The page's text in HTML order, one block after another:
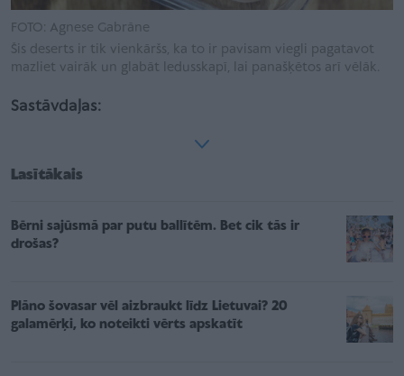
FOTO: Agnese Gabrāne
Šis deserts ir tik vienkāršs, ka to ir pavisam viegli pagatavot
mazliet vairāk un glabāt ledusskapī, lai panašķētos arī vēlāk.
Sastāvdaļas:
Lasītākais
Bērni sajūsmā par putu ballītēm. Bet cik tās ir
drošas?
Plāno šovasar vēl aizbraukt līdz Lietuvai? 20
galamērķi, ko noteikti vērts apskatīt